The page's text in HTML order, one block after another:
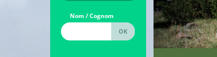
Nom / Cognom